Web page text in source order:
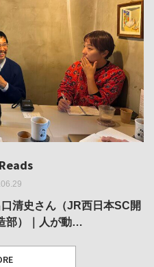
清史さん（JR西日本SC開
部）｜人が動…
津庸一は、「大阪のゆかり
ができたのか…
覧会の残像
個展「余りの風景」
の線——「ライフライン」